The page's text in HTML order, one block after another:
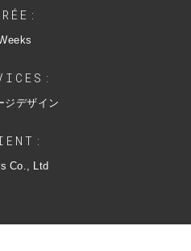
ジデザイン
Co., Ltd